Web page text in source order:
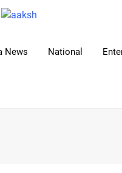
News National